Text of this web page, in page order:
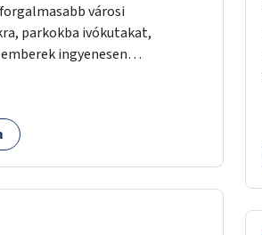
városi
parkokba ivókutakat,
ingyenesen